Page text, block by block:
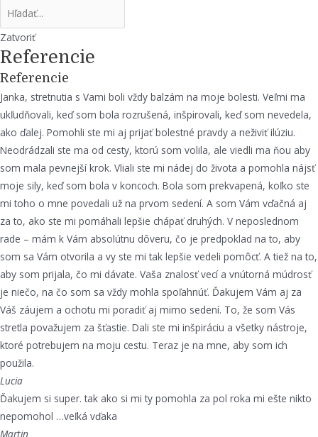
Zatvoriť
Referencie
Referencie
Janka, stretnutia s Vami boli vždy balzám na moje bolesti. Veľmi ma
ukľudňovali, keď som bola rozrušená, inšpirovali, keď som nevedela,
ako ďalej. Pomohli ste mi aj prijať bolestné pravdy a neživiť ilúziu.
Neodrádzali ste ma od cesty, ktorú som volila, ale viedli ma ňou aby
som mala pevnejší krok. Vliali ste mi nádej do života a pomohla nájsť
moje sily, keď som bola v koncoch. Bola som prekvapená, koľko ste
mi toho o mne povedali už na prvom sedení. A som Vám vďačná aj
za to, ako ste mi pomáhali lepšie chápať druhých. V neposlednom
rade – mám k Vám absolútnu dôveru, čo je predpoklad na to, aby
som sa Vám otvorila a vy ste mi tak lepšie vedeli pomôcť. A tiež na to,
aby som prijala, čo mi dávate. Vaša znalosť vecí a vnútorná múdrosť
je niečo, na čo som sa vždy mohla spoľahnúť. Ďakujem Vám aj za
Váš záujem a ochotu mi poradiť aj mimo sedení. To, že som Vás
stretla považujem za šťastie. Dali ste mi inšpiráciu a všetky nástroje,
ktoré potrebujem na moju cestu. Teraz je na mne, aby som ich
použila.
Lucia
Ďakujem si super. tak ako si mi ty pomohla za pol roka mi ešte nikto
nepomohol …veľká vďaka
Martin